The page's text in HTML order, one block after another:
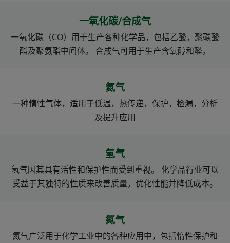
一氧化碳/合成气
一氧化碳（CO）用于生产各种化学品，包括乙酸，聚碳酸
酯及聚氨酯中间体。 合成气可用于生产含氧醇和醛。
氦气
一种惰性气体，适用于低温，热传递，保护，检漏，分析
及提升应用
氢气
氢气因其具有活性和保护性而受到重视。 化学品行业可以
受益于其独特的性质来改善质量，优化性能并降低成本。
氮气
氮气广泛用于化学工业中的各种应用中，包括惰性保护和